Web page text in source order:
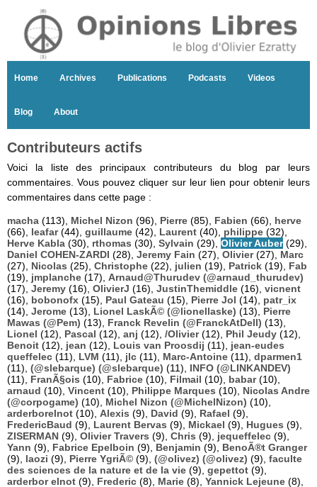
Home Archives Publications Podcasts Videos
Blog About
Contributeurs actifs
Voici la liste des principaux contributeurs du blog par leurs
commentaires. Vous pouvez cliquer sur leur lien pour obtenir leurs
commentaires dans cette page :
macha (113), Michel Nizon (96), Pierre (85), Fabien (66), herve
(66), leafar(44), guillaume (42), Laurent (40), philippe (32),
Herve Kabla (30), rthomas (30), Sylvain (29), Olivier Auber (29),
Daniel COHEN-ZARDI (28), Jeremy Fain (27), Olivier(27), Marc
(27), Nicolas (25), Christophe (22), julien (19), Patrick (19), Fab
(19), jmplanche (17), Arnaud@Thurudev (@arnaud_thurudev)
(17), Jeremy (16), OlivierJ (16), JustinThemiddle (16), vicnent
(16), bobonofx (15), Paul Gateau (15), Pierre Jol (14), patr_ix
(14), Jerome (13), Lionel LaskÃ© (@lionellaske) (13), Pierre
Mawas (@Pem) (13), Franck Revelin (@FranckAtDell) (13),
Lionel (12), Pascal (12), anj (12), /Olivier(12), Phil Jeudy (12),
Benoit (12), jean (12), Louis van Proosdij (11), jean-eudes
queffelec (11), LVM (11), jlc (11), Marc-Antoine (11), dparmen1
(11), (@slebarque) (@slebarque) (11), INFO (@LINKANDEV)
(11), FranÃ§ois (10), Fabrice (10), Filmail (10), babar(10),
arnaud (10), Vincent (10), Philippe Marques (10), Nicolas Andre
(@corpogame) (10), Michel Nizon (@MichelNizon) (10),
arderborelnot (10), Alexis (9), David (9), Rafael (9),
FredericBaud (9), Laurent Bervas (9), Mickael (9), Hugues (9),
ZISERMAN (9), Olivier Travers (9), Chris (9), jequeffelec (9),
Yann (9), Fabrice Epelboin (9), Benjamin (9), BenoÃ®t Granger
(9), laozi (9), Pierre YgriÃ© (9), (@olivez) (@olivez) (9), faculte
des sciences de la nature et de la vie (9), gepettot (9),
arderbor elnot (9), Frederic (8), Marie (8), Yannick Lejeune (8),